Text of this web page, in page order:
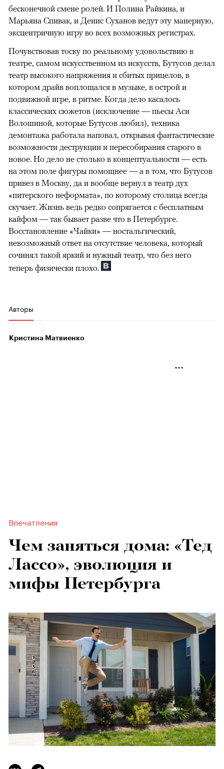
бесконечной смене ролей. И Полина Райкина, и
Марьяна Спивак, и Денис Суханов ведут эту манерную,
эксцентричную игру во всех возможных регистрах.
Почувствовав тоску по реальному удовольствию в
театре, самом искусственном из искусств, Бутусов делал
театр высокого напряжения и сбитых прицелов, в
котором драйв воплощался в музыке, в острой и
подвижной игре, в ритме. Когда дело касалось
классических сюжетов (исключение — пьесы Аси
Волошиной, которые Бутусов любил), техника
демонтажа работала наповал, открывая фантастические
возможности деструкции и пересобирания старого в
новое. Но дело не столько в концептуальности — есть
на этом поле фигуры помощнее — а в том, что Бутусов
привез в Москву, да и вообще вернул в театр дух
«питерского неформата», по которому столица всегда
скучает. Жизнь ведь редко сопрягается с бесплатным
кайфом — так бывает разве что в Петербурге.
Восстановление «Чайки» — ностальгический,
невозможный ответ на отсутствие человека, который
сочинял такой яркий и нужный театр, что без него
теперь физически плохо.
Авторы
Кристина Матвиенко
Впечатления
Чем заняться дома: «Тед
Лассо», эволюция и
мифы Петербурга